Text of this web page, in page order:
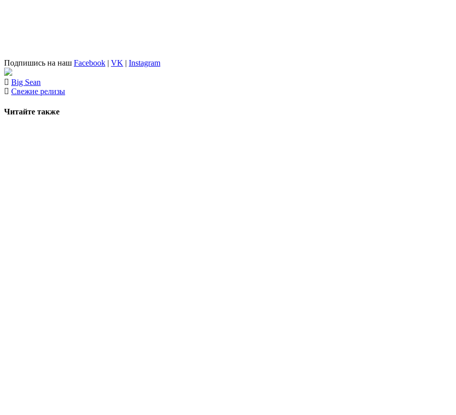
Подпишись на наш Facebook | VK | Instagram
Big Sean
Свежие релизы
Читайте также